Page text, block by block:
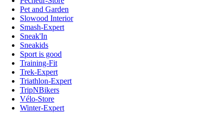
Pet and Garden
Slowood Interior
Smash-Expert
Sneak'In
Sneakids
Sport is good
Training-Fit
Trek-Expert
Triathlon-Expert
TripNBikers
Vélo-Store
Winter-Expert